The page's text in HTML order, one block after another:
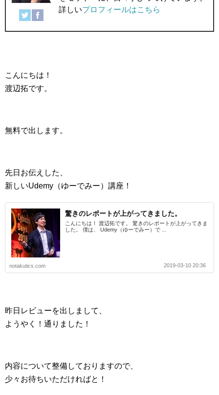
詳しいプロフィールはこちら
こんにちは！
渡辺拓です。
無料で出します。
先日お伝えした、
新しいUdemy（ゆーでみー）講座！
驚きのレポートが上がってきました。
こんにちは！ 渡辺拓です。 驚きのレポートが上がってきま
した。 僕は、 Udemy（ゆーでみー）で ...
notakutics.com 2019-03-10 20:36
昨日レビューを出しまして、
ようやく！通りました！
内容について整備しておりますので、
少々お待ちいただければと！